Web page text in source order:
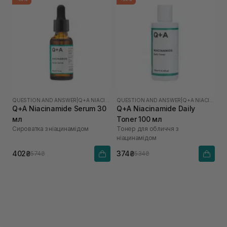
QUESTION AND ANSWER
Q+A Niacinamide Serum 30
мл
Сироватка з ніацинамідом
402₴574₴
QUESTION AND ANSWER
Q+A Niacinamide Daily
Toner 100 мл
Тонер для обличчя з
ніацинамідом
374₴534₴